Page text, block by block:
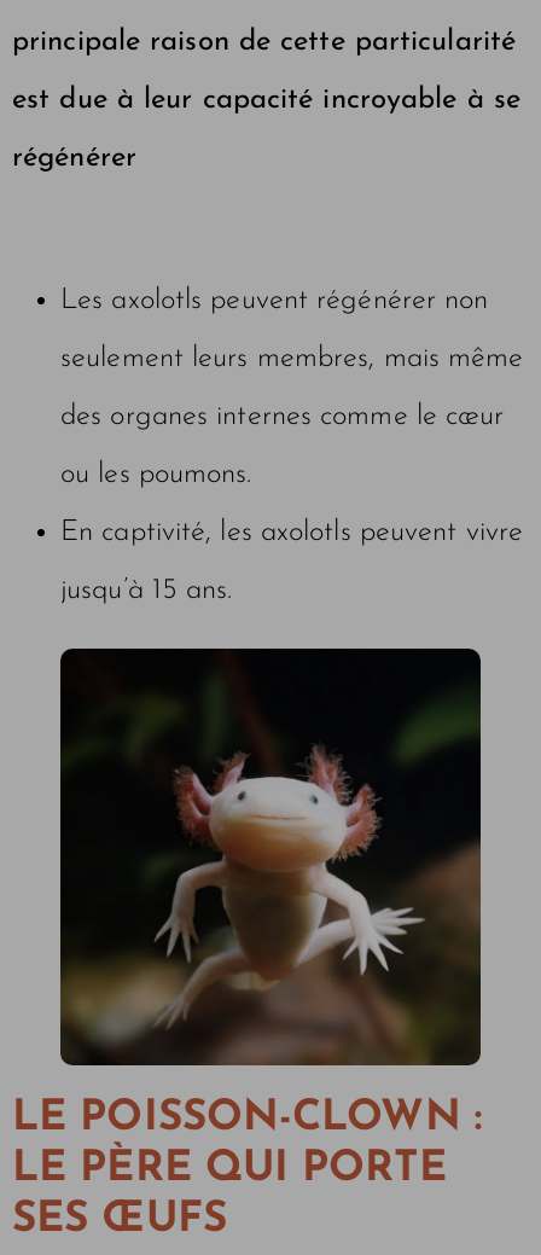
principale raison de cette particularité
est due à leur capacité incroyable à se
régénérer
Les axolotls peuvent régénérer non
seulement leurs membres, mais même
des organes internes comme le cœur
ou les poumons.
En captivité, les axolotls peuvent vivre
jusqu’à 15 ans.
LE POISSON-CLOWN :
LE PÈRE QUI PORTE
SES ŒUFS